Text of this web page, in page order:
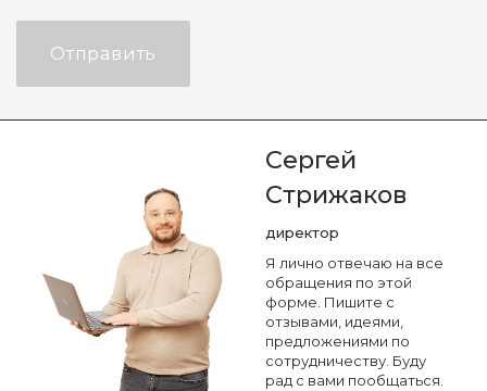
Отправить
Сергей
Стрижаков
директор
Я лично отвечаю на все
обращения по этой
форме. Пишите с
отзывами, идеями,
предложениями по
сотрудничеству. Буду
рад с вами пообщаться.